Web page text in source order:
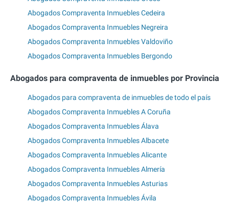
Abogados Compraventa Inmuebles Cedeira
Abogados Compraventa Inmuebles Negreira
Abogados Compraventa Inmuebles Valdoviño
Abogados Compraventa Inmuebles Bergondo
Abogados para compraventa de inmuebles por Provincia
Abogados para compraventa de inmuebles de todo el país
Abogados Compraventa Inmuebles A Coruña
Abogados Compraventa Inmuebles Álava
Abogados Compraventa Inmuebles Albacete
Abogados Compraventa Inmuebles Alicante
Abogados Compraventa Inmuebles Almería
Abogados Compraventa Inmuebles Asturias
Abogados Compraventa Inmuebles Ávila